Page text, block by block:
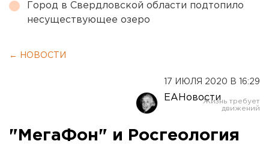
Город в Свердловской области подтопило
несуществующее озеро
← НОВОСТИ
17 ИЮЛЯ 2020 В 16:29
ЕАНовости
"МегаФон" и Росгеология